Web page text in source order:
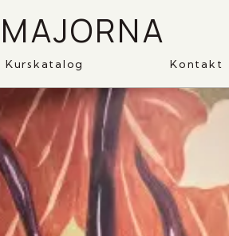
Kurskatalog Kontakt